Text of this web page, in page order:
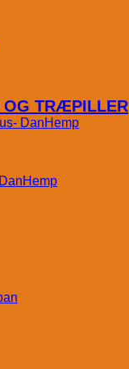
OG TRÆPILLER
DanHemp
DanHemp